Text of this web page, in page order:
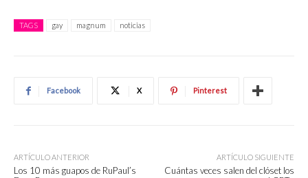
TAGS gay magnum noticias
Facebook X Pinterest
ARTÍCULO ANTERIOR
Los 10 más guapos de RuPaul’s
ARTÍCULO SIGUIENTE
Cuántas veces salen del clóset los